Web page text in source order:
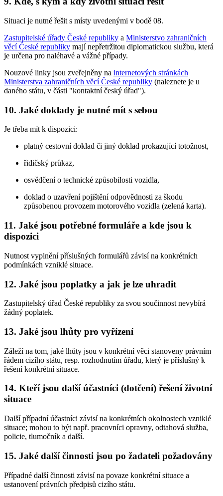
Situaci je nutné řešit s místy uvedenými v bodě 08.
Zastupitelské úřady České republiky a Ministerstvo zahraničních
věcí České republiky mají nepřetržitou diplomatickou službu, která
je určena pro naléhavé a vážné případy.
Nouzové linky jsou zveřejněny na internetových stránkách
Ministerstva zahraničních věcí České republiky (naleznete je u
daného státu, v části "kontaktní český úřad").
10. Jaké doklady je nutné mít s sebou
Je třeba mít k dispozici:
platný cestovní doklad či jiný doklad prokazující totožnost,
řidičský průkaz,
osvědčení o technické způsobilosti vozidla,
doklad o uzavření pojištění odpovědnosti za škodu
způsobenou provozem motorového vozidla (zelená karta).
11. Jaké jsou potřebné formuláře a kde jsou k
dispozici
Nutnost vyplnění příslušných formulářů závisí na konkrétních
podmínkách vzniklé situace.
12. Jaké jsou poplatky a jak je lze uhradit
Zastupitelský úřad České republiky za svou součinnost nevybírá
žádný poplatek.
13. Jaké jsou lhůty pro vyřízení
Záleží na tom, jaké lhůty jsou v konkrétní věci stanoveny právním
řádem cizího státu, resp. rozhodnutím úřadu, který je příslušný k
řešení konkrétní situace.
14. Kteří jsou další účastníci (dotčení) řešení životní
situace
Další případní účastníci závisí na konkrétních okolnostech vzniklé
situace; mohou to být např. pracovníci opravny, odtahová služba,
policie, tlumočník a další.
15. Jaké další činnosti jsou po žadateli požadovány
Případné další činnosti závisí na povaze konkrétní situace a
ustanovení právních předpisů cizího státu.